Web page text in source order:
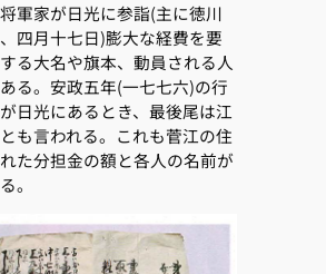
軍家が日光に参詣(主に徳川
四月十七日)膨大な経費を要
る大名や旗本、動員される人
る。安政五年(一七七六)の行
日光にあるとき、最後尾は江
も言われる。これも菅江の住
た分担金の額と各人の名前が
。